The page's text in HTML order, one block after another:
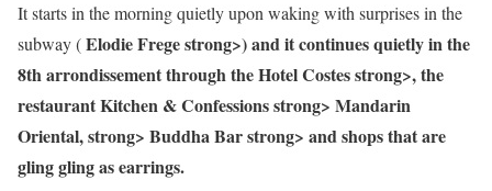
It starts in the morning quietly upon waking with surprises in the
subway (Elodie Frege strong>) and it continues quietly in the
8th arrondissement through theHotel Costes strong>, the
restaurantKitchen & Confessions strong> Mandarin
Oriental, strong> Buddha Bar strong> and shops that are
gling gling as earrings.